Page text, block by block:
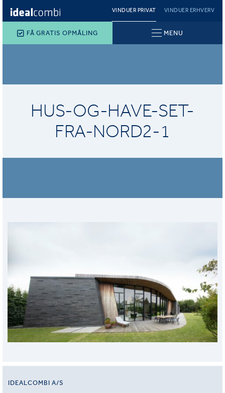
VINDUER PRIVAT VINDUER ERHVERV
FÅ GRATIS OPMÅLING MENU
HUS-OG-HAVE-SET-
FRA-NORD2-1
IDEALCOMBI A/S